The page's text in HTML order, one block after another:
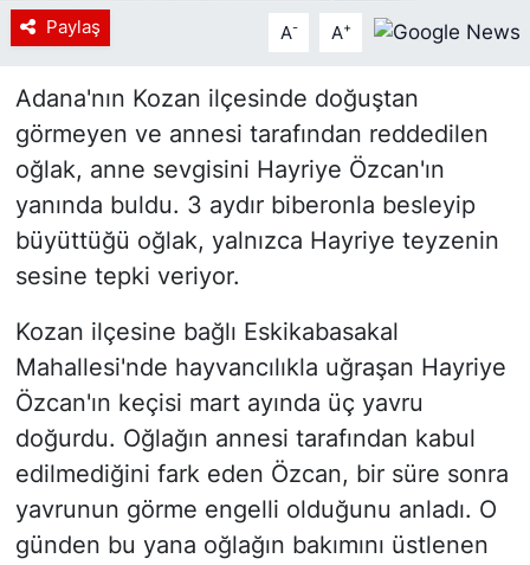
Paylaş A- A+
Adana'nın Kozan ilçesinde doğuştan
görmeyen ve annesi tarafından reddedilen
oğlak, anne sevgisini Hayriye Özcan'ın
yanında buldu. 3 aydır biberonla besleyip
büyüttüğü oğlak, yalnızca Hayriye teyzenin
sesine tepki veriyor.
Kozan ilçesine bağlı Eskikabasakal
Mahallesi'nde hayvancılıkla uğraşan Hayriye
Özcan'ın keçisi mart ayında üç yavru
doğurdu. Oğlağın annesi tarafından kabul
edilmediğini fark eden Özcan, bir süre sonra
yavrunun görme engelli olduğunu anladı. O
günden bu yana oğlağın bakımını üstlenen